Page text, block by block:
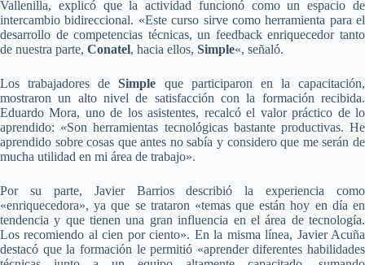
Vallenilla, explicó que la actividad funcionó como un espacio de
intercambio bidireccional. «Este curso sirve como herramienta para el
desarrollo de competencias técnicas, un feedback enriquecedor tanto
de nuestra parte, Conatel, hacia ellos, Simple«, señaló.
Los trabajadores deSimple que participaron en la capacitación,
mostraron un alto nivel de satisfacción con la formación recibida.
Eduardo Mora, uno de los asistentes, recalcó el valor práctico de lo
aprendido: «Son herramientas tecnológicas bastante productivas. He
aprendido sobre cosas que antes no sabía y considero que me serán de
mucha utilidad en mi área de trabajo».
Por su parte, Javier Barrios describió la experiencia como
«enriquecedora», ya que se trataron «temas que están hoy en día en
tendencia y que tienen una gran influencia en el área de tecnología.
Los recomiendo al cien por ciento». En la misma línea, Javier Acuña
destacó que la formación le permitió «aprender diferentes habilidades